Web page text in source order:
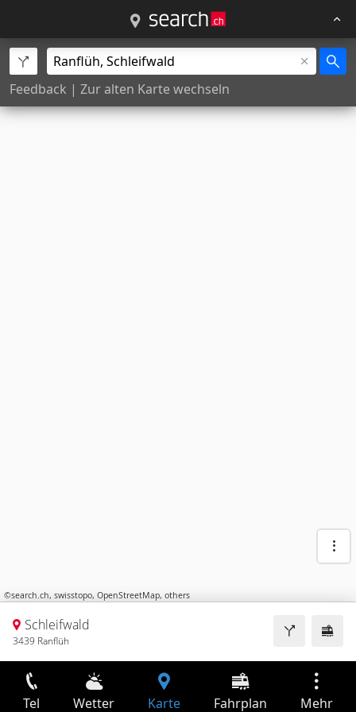
Feedback | Zur alten Karte wechseln
©search.ch, swisstopo, OpenStreetMap, others
Schleifwald
3439 Ranflüh
Tel Wetter Karte Fahrplan Mehr